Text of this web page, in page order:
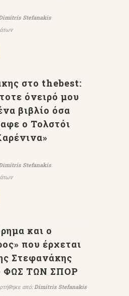
Stefanakis
στο thebest:
όνειρό μου
βιβλίο όσα
ο Τολστόι
Stefanakis
και ο
που έρχεται
Στεφανάκης
ΦΩΣ ΤΩΝ ΣΠΟΡ
από:Dimitris Stefanakis